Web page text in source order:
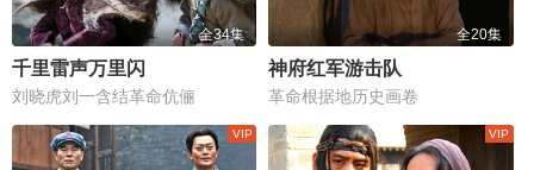
全34集
千里雷声万里闪
刘晓虎刘一含结革命伉俪
全20集
神府红军游击队
革命根据地历史画卷